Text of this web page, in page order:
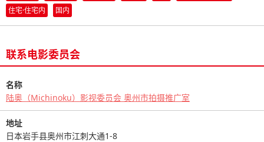
住宅·住宅内
国内
联系电影委员会
名称
陆奥（Michinoku）影视委员会 奥州市拍摄推广室
地址
日本岩手县奥州市江刺大通1-8